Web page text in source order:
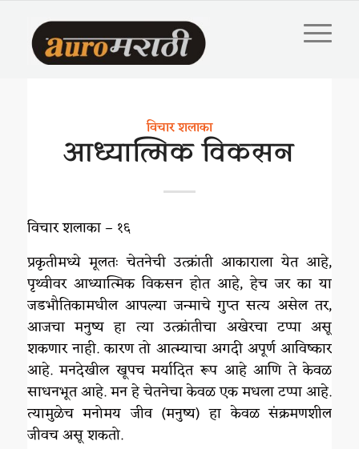
विचार शलाका
आध्यात्मिक विकसन
विचार शलाका – १६
प्रकृतीमध्ये मूलतः चेतनेची उत्क्रांती आकाराला येत आहे,
पृथ्वीवर आध्यात्मिक विकसन होत आहे, हेच जर का या
जडभौतिकामधील आपल्या जन्माचे गुप्त सत्य असेल तर,
आजचा मनुष्य हा त्या उत्क्रांतीचा अखेरचा टप्पा असू
शकणार नाही. कारण तो आत्म्याचा अगदी अपूर्ण आविष्कार
आहे. मनदेखील खूपच मर्यादित रूप आहे आणि ते केवळ
साधनभूत आहे. मन हे चेतनेचा केवळ एक मधला टप्पा आहे.
त्यामुळेच मनोमय जीव (मनुष्य) हा केवळ संक्रमणशील
जीवच असू शकतो.